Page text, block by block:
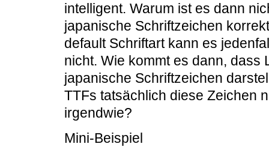
intelligent. Warum ist es dann
japanische Schriftzeichen
default Schriftart kann es
nicht. Wie kommt es dann, dass
japanische Schriftzeichen
TTFs tatsächlich diese Zeichen
irgendwie?
Mini-Beispiel